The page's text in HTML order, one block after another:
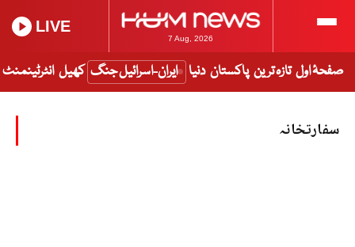
7 Aug, 2026
LIVE
صفحۂ اول تازہ ترین پاکستان دنیا ایران-اسرائیل جنگ کھیل انٹرٹینمنٹ
سفارتخانہ